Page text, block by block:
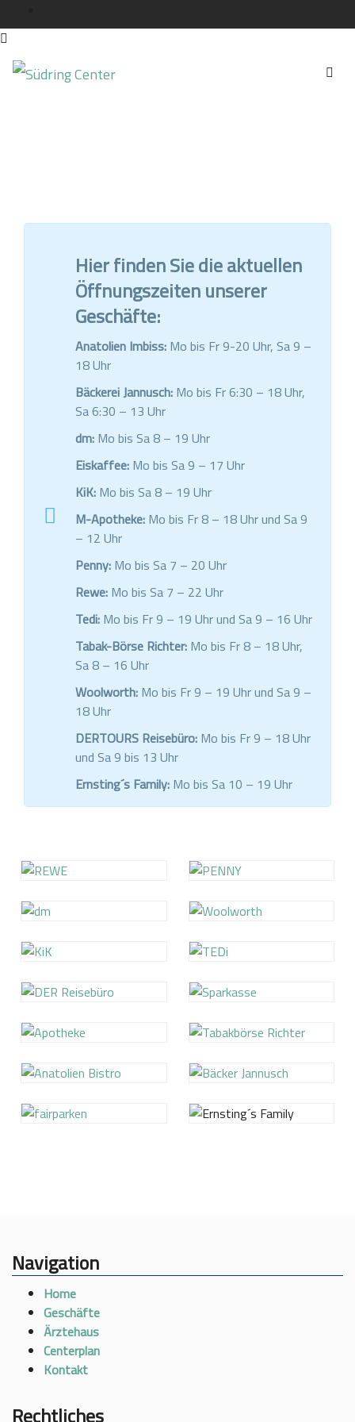
Hier finden Sie die aktuellen
Öffnungszeiten unserer
Geschäfte:
Anatolien Imbiss: Mo bis Fr 9-20 Uhr, Sa 9 –
18 Uhr
Bäckerei Jannusch: Mo bis Fr 6:30 – 18 Uhr,
Sa 6:30 – 13 Uhr
dm: Mo bis Sa 8 – 19 Uhr
Eiskaffee: Mo bis Sa 9 – 17 Uhr
KiK: Mo bis Sa 8 – 19 Uhr
M-Apotheke: Mo bis Fr 8 – 18 Uhr und Sa 9
– 12 Uhr
Penny: Mo bis Sa 7 – 20 Uhr
Rewe: Mo bis Sa 7 – 22 Uhr
Tedi: Mo bis Fr 9 – 19 Uhr und Sa 9 – 16 Uhr
Tabak-Börse Richter: Mo bis Fr 8 – 18 Uhr,
Sa 8 – 16 Uhr
Woolworth: Mo bis Fr 9 – 19 Uhr und Sa 9 –
18 Uhr
DERTOURS Reisebüro: Mo bis Fr 9 – 18 Uhr
und Sa 9 bis 13 Uhr
Ernsting´s Family: Mo bis Sa 10 – 19 Uhr
Navigation
Home
Geschäfte
Ärztehaus
Centerplan
Kontakt
Rechtliches